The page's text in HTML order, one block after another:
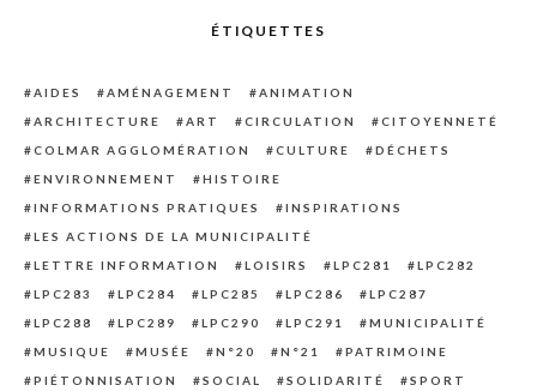
ÉTIQUETTES
AIDES AMÉNAGEMENT
ANIMATION
ARCHITECTURE
ART CIRCULATION
CITOYENNETÉ
COLMAR AGGLOMÉRATION
CULTURE
DÉCHETS
ENVIRONNEMENT
HISTOIRE
INFORMATIONS PRATIQUES
INSPIRATIONS
LES ACTIONS DE LA MUNICIPALITÉ
LETTRE INFORMATION
LOISIRS LPC281
LPC282
LPC283
LPC284 LPC285 LPC286
LPC287
LPC288
LPC289 LPC290 LPC291
MUNICIPALITÉ
MUSIQUE
MUSÉE N°20 N°21
PATRIMOINE
PIÉTONNISATION
SOCIAL SOLIDARITÉ
SPORT